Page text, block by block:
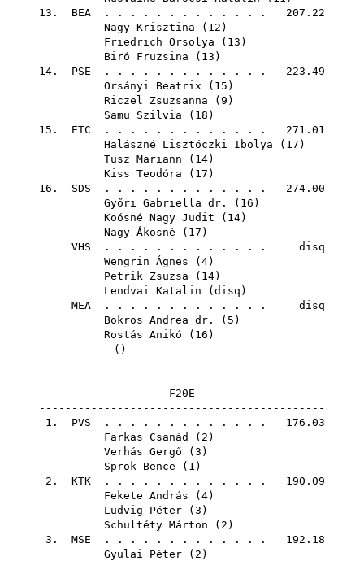
13. BEA . . . . . . . . . . . . . 207.22
Nagy Krisztina ( 12 )
Friedrich Orsolya ( 13 )
Biró Fruzsina ( 13 )
14. PSE . . . . . . . . . . . . . 223.49
Orsányi Beatrix ( 15 )
Riczel Zsuzsanna ( 9 )
Samu Szilvia ( 18 )
15. ETC . . . . . . . . . . . . . 271.01
Halászné Lisztóczki Ibolya ( 17 )
Tusz Mariann ( 14)
Kiss Teodóra ( 17 )
16. SDS . . . . . . . . . . . . . 274.00
Győri Gabriella dr.
( 16 )
Koósné Nagy Judit ( 14)
Nagy Ákosné ( 17 )
VHS . . . . . . . . . . . . . disq
Wengrin Ágnes ( 4)
Petrik Zsuzsa ( 14)
Lendvai Katalin ( disq )
MEA . . . . . . . . . . . . . disq
Bokros Andrea dr.
( 5 )
Rostás Anikó ( 16 )
()
F20E
--------------------------------------------
1. PVS . . . . . . . . . . . . . 176.03
Farkas Csanád
( 2 )
Verhás Gergő ( 3 )
Sprok Bence ( 1 )
2. KTK . . . . . . . . . . . . . 190.09
Fekete András ( 4)
Ludvig Péter ( 3 )
Schultéty Márton ( 2 )
3. MSE . . . . . . . . . . . . . 192.18
Gyulai Péter ( 2 )